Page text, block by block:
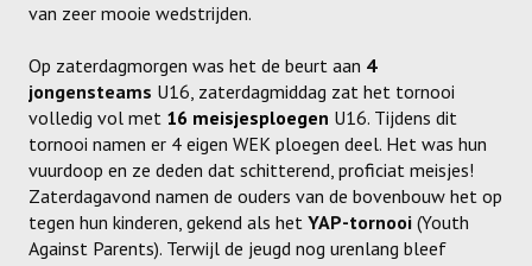
Meisjes U11-D
Meisjes U11 E
Meisjes U13-A
Meisjes U13-B
Meisjes U13-C
Jongens U15
van zeer mooie wedstrijden.
Op zaterdagmorgen was het de beurt aan 4
jongensteams U16, zaterdagmiddag zat het tornooi
volledig vol met 16 meisjesploegen U16. Tijdens dit
tornooi namen er 4 eigen WEK ploegen deel. Het was hun
vuurdoop en ze deden dat schitterend, proficiat meisjes!
Zaterdagavond namen de ouders van de bovenbouw het op
tegen hun kinderen, gekend als het YAP-tornooi (Youth
Against Parents). Terwijl de jeugd nog urenlang bleef